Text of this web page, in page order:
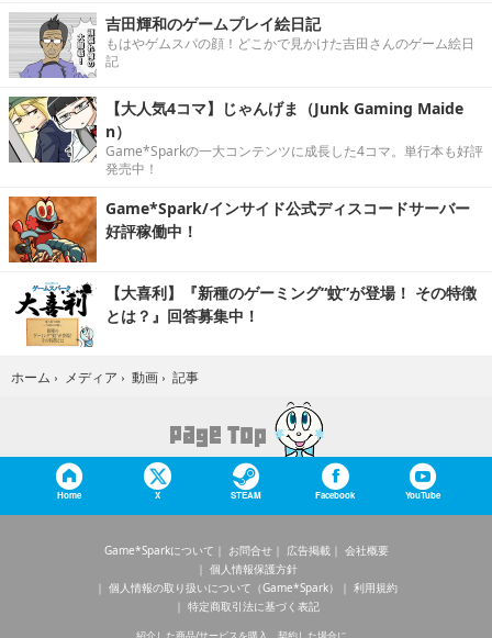
吉田輝和のゲームプレイ絵日記
もはやゲムスパの顔！どこかで見かけた吉田さんのゲーム絵日
記
【大人気4コマ】じゃんげま（Junk Gaming Maide
n）
Game*Sparkの一大コンテンツに成長した4コマ。単行本も好評
発売中！
Game*Spark/インサイド公式ディスコードサーバー
好評稼働中！
【大喜利】『新種のゲーミング“蚊”が登場！ その特徴
とは？』回答募集中！
ホーム › メディア › 動画 › 記事
Home X STEAM Facebook YouTube
Game*Sparkについて お問合せ 広告掲載
会社概要
個人情報保護方針
個人情報の取り扱いについて（Game*Spark）
利用規約
特定商取引法に基づく表記
紹介した商品/サービスを購入、契約した場合に、